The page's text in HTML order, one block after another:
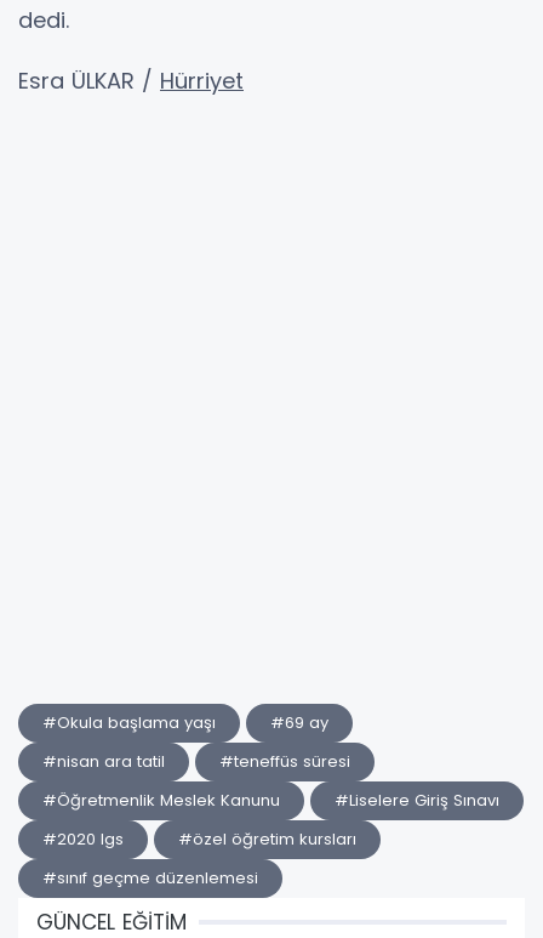
dedi.
Esra ÜLKAR / Hürriyet
#Okula başlama yaşı
#69 ay
#nisan ara tatil
#teneffüs süresi
#Öğretmenlik Meslek Kanunu
#Liselere Giriş Sınavı
#2020 lgs
#özel öğretim kursları
#sınıf geçme düzenlemesi
GÜNCEL EĞİTİM